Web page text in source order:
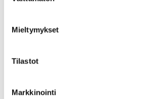
Mieltymykset
Tilastot
Markkinointi
URL